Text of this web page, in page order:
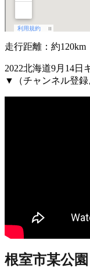
走行距離：約120km
2022北海道9月14日
▼（チャンネル登録
根室市某公園